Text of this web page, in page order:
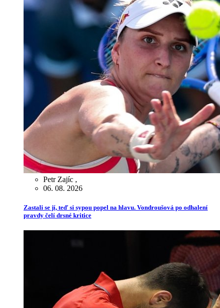
Petr Zajíc ,
06. 08. 2026
Zastali se jí, teď si sypou popel na hlavu. Vondroušová po odhalení
pravdy čelí drsné kritice